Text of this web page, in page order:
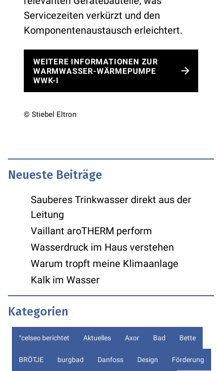
Servicezeiten verkürzt und den
Komponentenaustausch erleichtert.
WEITERE INFORMATIONEN ZUR
WARMWASSER-WÄRMEPUMPE
WWK-I
© Stiebel Eltron
Neueste Beiträge
Sauberes Trinkwasser direkt aus der
Leitung
Vaillant aroTHERM perform
Wasserdruck im Haus verstehen
Warum tropft meine Klimaanlage
Kalk im Wasser
Kategorien
°celseo berichtet Aktuelles Axor Bad Bette
BRÖTJE burgbad Danfoss Design Förderung